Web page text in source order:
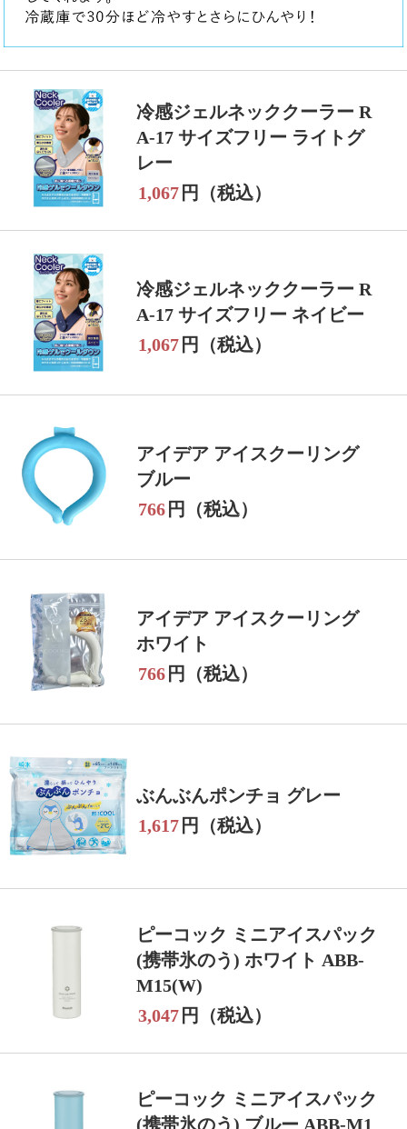
冷感ジェルネッククーラー R
A-17 サイズフリー ライトグ
レー
1,067 円（税込）
冷感ジェルネッククーラー R
A-17 サイズフリー ネイビー
1,067 円（税込）
アイデア アイスクーリング
ブルー
766 円（税込）
アイデア アイスクーリング
ホワイト
766 円（税込）
ぶんぶんポンチョ グレー
1,617 円（税込）
ピーコック ミニアイスパック
(携帯氷のう) ホワイト ABB-
M15(W)
3,047 円（税込）
ピーコック ミニアイスパック
(携帯氷のう) ブルー ABB-M1